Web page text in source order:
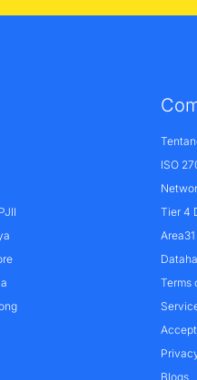
ISO
Tier 4
Terms
Blogs